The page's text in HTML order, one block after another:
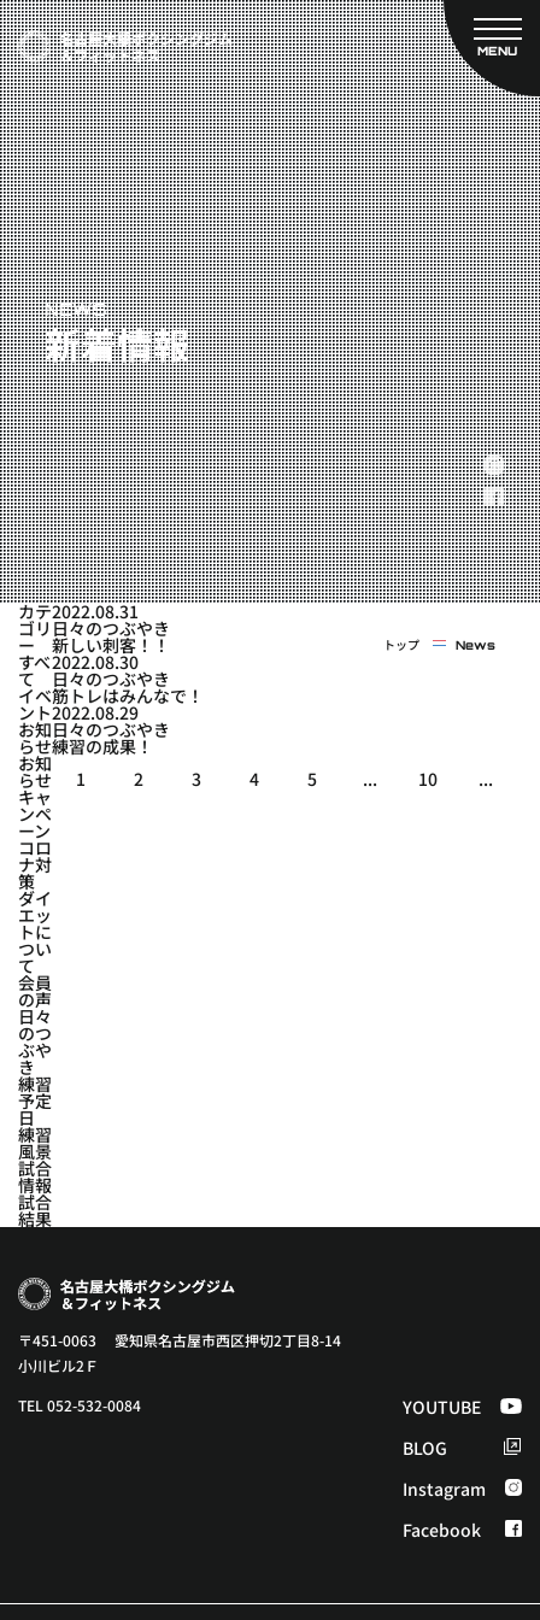
MENU
CLOSE
TOP
新着情報
ご予約
プライベートコース予約
レンタルスタジオ予約
名古屋大橋ボクシングジムについて
大橋弘政プロフィール
スタッフ紹介
料金案内
設備紹介
アクセス
営業時間
トレーナー募集
スポンサー募集
大会チケット購入
キャンペーン
実戦コース
料金システム
フィットネスコース
YOUTUBE BLOG
NEWS
新着情報
トップ News
カテ
ゴリ
ー
すべ
て
イベ
ント
お知
らせ
お知
らせ
キャ
ンペ
ーン
コロ
ナ対
策
ダイ
エッ
トに
つい
て
会員
の声
日々
のつ
ぶや
き
練習
予定
日
練習
風景
試合
情報
試合
結果
2022.08.31
日々のつぶやき
新しい刺客！！
2022.08.30
日々のつぶやき
筋トレはみんなで！
2022.08.29
日々のつぶやき
練習の成果！
1
2 3 4 5 ... 10 ...
〒451-0063 愛知県名古屋市西区押切2丁目8-14
小川ビル2Ｆ
TEL 052-532-0084
YOUTUBE
BLOG
Instagram
Facebook